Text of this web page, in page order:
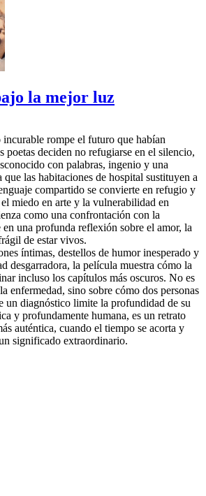
la mejor luz
rompe el futuro que habían
poetas deciden no refugiarse en el silencio,
con palabras, ingenio y una
las habitaciones de hospital sustituyen a
compartido se convierte en refugio y
miedo en arte y la vulnerabilidad en
como una confrontación con la
una profunda reflexión sobre el amor, la
de estar vivos.
íntimas, destellos de humor inesperado y
desgarradora, la película muestra cómo la
incluso los capítulos más oscuros. No es
enfermedad, sino sobre cómo dos personas
un diagnóstico limite la profundidad de su
y profundamente humana, es un retrato
auténtica, cuando el tiempo se acorta y
significado extraordinario.